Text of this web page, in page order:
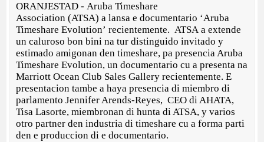
ORANJESTAD - Aruba Timeshare
Association (ATSA) a lansa e documentario ‘Aruba
Timeshare Evolution’ recientemente. ATSA a extende
un caluroso bon bini na tur distinguido invitado y
estimado amigonan den timeshare, pa presencia Aruba
Timeshare Evolution, un documentario cu a presenta na
Marriott Ocean Club Sales Gallery recientemente. E
presentacion tambe a haya presencia di miembro di
parlamento Jennifer Arends-Reyes, CEO di AHATA,
Tisa Lasorte, miembronan di hunta di ATSA, y varios
otro partner den industria di timeshare cu a forma parti
den e produccion di e documentario.